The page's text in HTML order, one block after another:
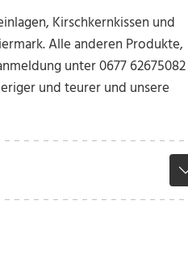
Kirschkernkissen und
Alle anderen Produkte,
unter 0677 62675082
und teurer und unsere